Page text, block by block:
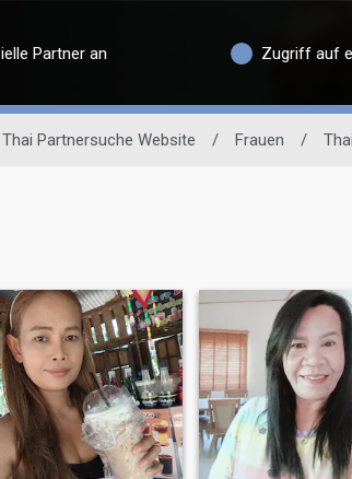
Partner an Zugriff auf
Thai Partnersuche Website / Frauen /